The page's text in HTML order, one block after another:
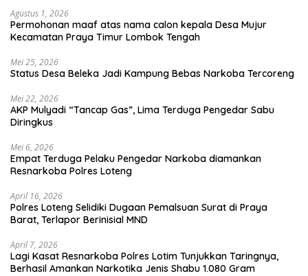
Agustus 1, 2026
Permohonan maaf atas nama calon kepala Desa Mujur
Kecamatan Praya Timur Lombok Tengah
Mei 25, 2026
Status Desa Beleka Jadi ‎Kampung Bebas Narkoba Tercoreng
Mei 22, 2026
AKP Mulyadi “Tancap Gas”, Lima Terduga Pengedar Sabu
Diringkus
Mei 6, 2026
Empat Terduga Pelaku Pengedar Narkoba diamankan
Resnarkoba Polres Loteng
April 16, 2026
Polres Loteng Selidiki Dugaan Pemalsuan Surat di Praya
Barat, Terlapor Berinisial MND
April 7, 2026
Lagi Kasat Resnarkoba Polres Lotim Tunjukkan Taringnya,
Berhasil Amankan Narkotika Jenis Shabu 1.080 Gram